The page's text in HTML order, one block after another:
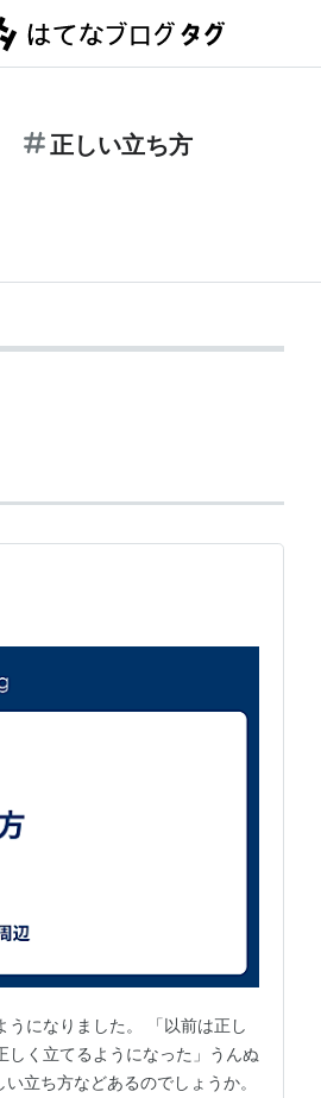
正しい立ち方
になりました。 「以前は正し
しく立てるようになった」うんぬ
立ち方などあるのでしょうか。